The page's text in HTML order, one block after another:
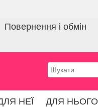
Повернення і обмін
НЕЇ ДЛЯ НЬОГО